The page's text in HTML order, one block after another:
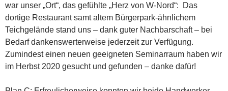
war unser „Ort“, das gefühlte „Herz von W-Nord“: Das
dortige Restaurant samt altem Bürgerpark-ähnlichem
Teichgelände stand uns – dank guter Nachbarschaft – bei
Bedarf dankenswerterweise jederzeit zur Verfügung.
Zumindest einen neuen geeigneten Seminarraum haben wir
im Herbst 2020 gesucht und gefunden – danke dafür!